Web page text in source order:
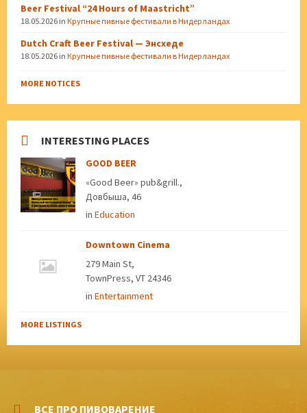
Beer Festival “24 Hours of Maastricht”
18.05.2026 in Крупные пивные фестивали в Нидерландах
Dutch Craft Beer Festival — Энсхеде
18.05.2026 in Крупные пивные фестивали в Нидерландах
MORE NOTICES
INTERESTING PLACES
GOOD BEER
«Good Beer» pub&grill.,
Довбыша, 46
in Education
Downtown Cinema
279 Main St,
TownPress, VT 24346
in Entertainment
MORE LISTINGS
ВСЕ ПРО ПИВОВАРЕНИЕ